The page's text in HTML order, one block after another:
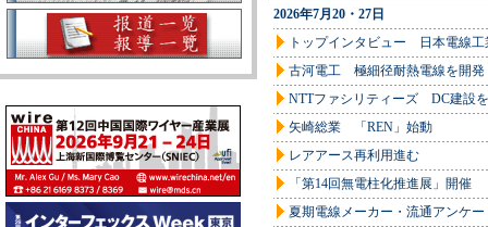
2026年7月20・27日
トップインタビュー 日本電線
古河電工 極細径耐熱電線を開発
NTTファシリティーズ DC建設
矢崎総業 「REN」始動
レアアース再利用進む
「第14回無電柱化推進展」開催
夏期電線メーカー・流通アンケー